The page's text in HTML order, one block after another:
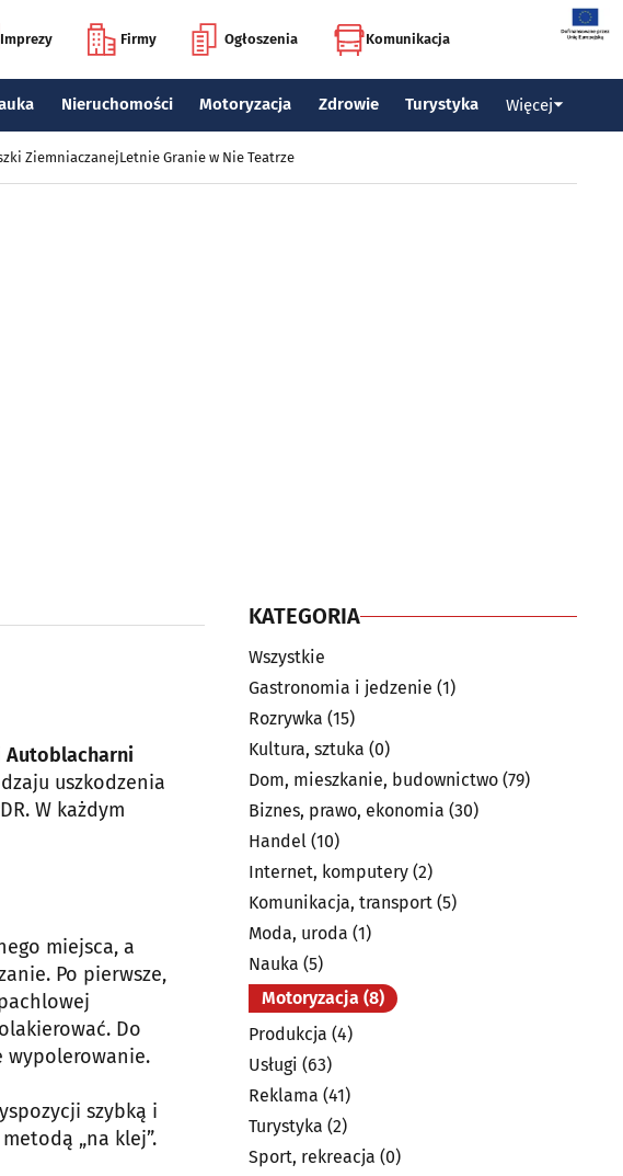
Imprezy Firmy Ogłoszenia Komunikacja
Nieruchomości Motoryzacja Zdrowie Turystyka Więcej
ZiemniaczanejLetnie Granie w Nie Teatrze
Autoblacharni
uszkodzenia
W każdym
miejsca, a
Po pierwsze,
Do
wypolerowanie.
szybką i
„na klej”.
KATEGORIA
Wszystkie
Gastronomia i jedzenie (1)
Rozrywka (15)
Kultura, sztuka (0)
Dom, mieszkanie, budownictwo (79)
Biznes, prawo, ekonomia (30)
Handel (10)
Internet, komputery (2)
Komunikacja, transport (5)
Moda, uroda (1)
Nauka (5)
Motoryzacja (8)
Produkcja (4)
Usługi (63)
Reklama (41)
Turystyka (2)
Sport, rekreacja (0)